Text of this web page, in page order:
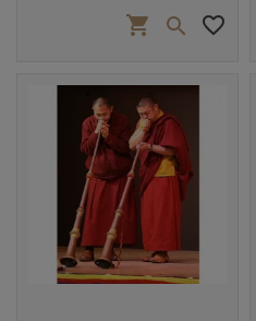
shopping_cart  favorite_border